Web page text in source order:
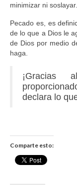
minimizar ni soslayar.
Pecado es, es
de lo que a Dios le
de Dios por medio
haga.
¡Gracias
declara lo
Comparte esto: